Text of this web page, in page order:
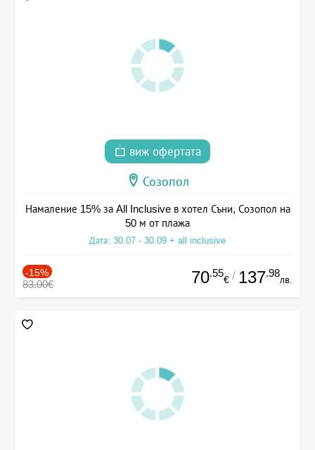
виж офертата
Созопол
Намаление 15% за All Inclusive в хотел Съни, Созопол на
50 м от плажа
Дата: 30.07 - 30.09 + all inclusive
-15%
83.00€ 70.55
€ / 137.98
лв.